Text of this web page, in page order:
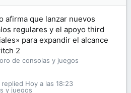
afirma que lanzar nuevos
regulares y el apoyo third
para expandir el alcance
2
de consolas y juegos
y juegos
Hoy a las 18:23